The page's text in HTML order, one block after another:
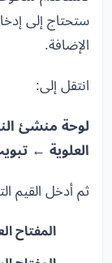
الإضافة.
انتقل إلى:
لوحة منشئ
العلوية ←
ثم أدخل القيم
المفتاح